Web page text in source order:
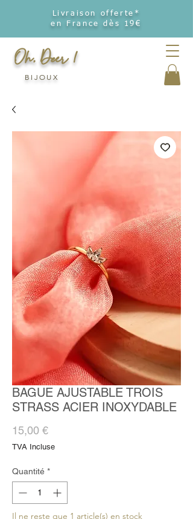
Livraison offerte*
en France dès 19€
Oh, Deer !
BIJOUX
BAGUE AJUSTABLE TROIS
STRASS ACIER INOXYDABLE
15,00 €Prix
TVA Incluse
Quantité *
Il ne reste que 1 article(s) en stock